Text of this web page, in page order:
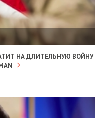
НА ДЛИТЕЛЬНУЮ ВОЙНУ